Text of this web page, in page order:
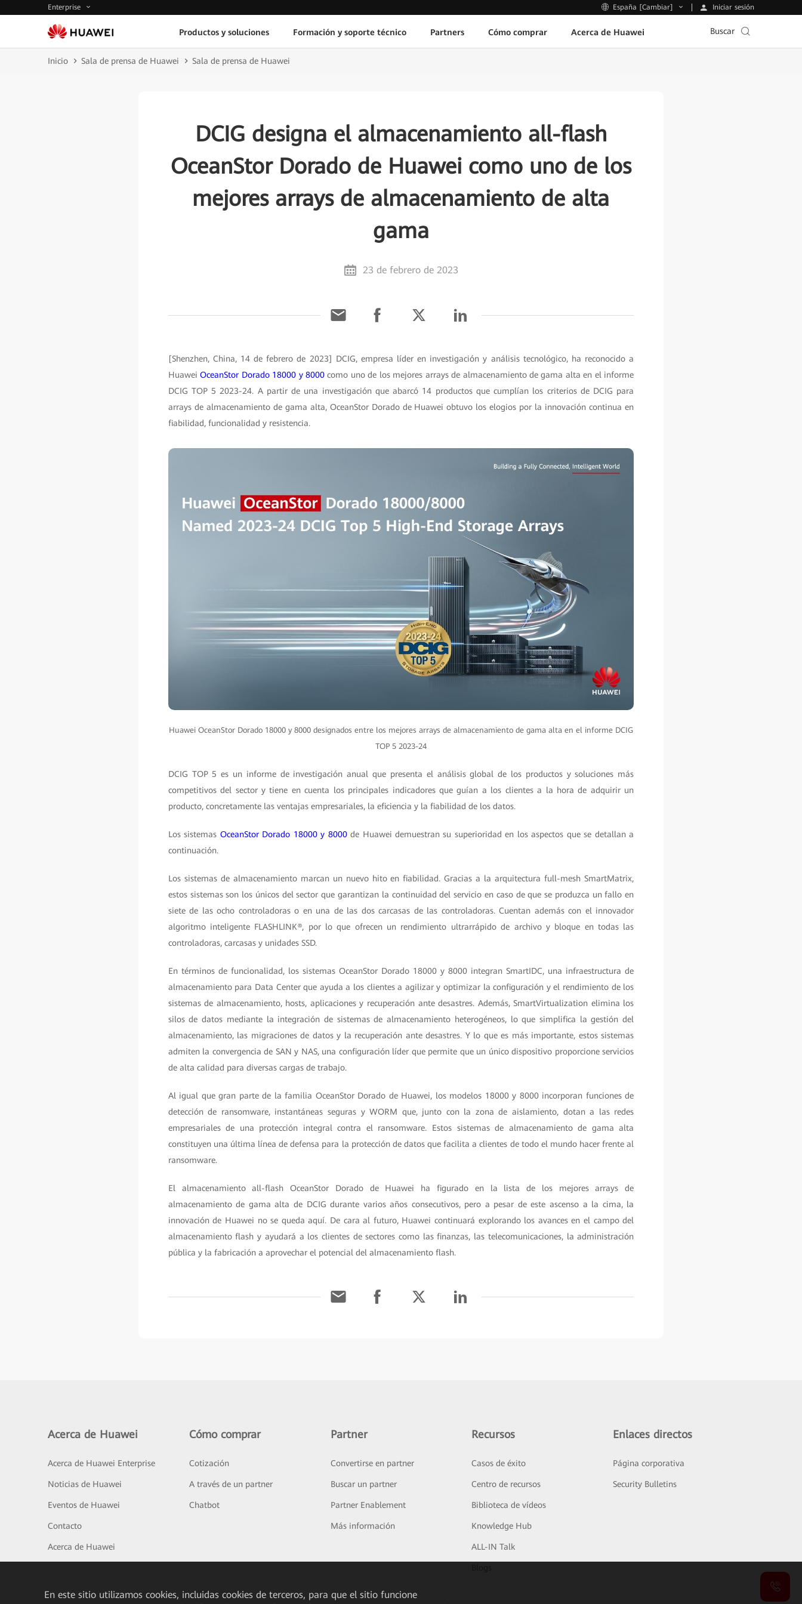
Enterprise España [Cambiar] Iniciar sesión
Productos y soluciones Formación y soporte técnico Partners Cómo comprar Acerca de Huawei Buscar
Inicio Sala de prensa de Huawei Sala de prensa de Huawei
DCIG designa el almacenamiento all-flash
OceanStor Dorado de Huawei como uno de los
mejores arrays de almacenamiento de alta
gama
23 de febrero de 2023
[Shenzhen, China, 14 de febrero de 2023] DCIG, empresa líder en investigación y análisis tecnológico, ha reconocido a
HuaweiOceanStor Dorado 18000 y 8000 como uno de los mejores arrays de almacenamiento de gama alta en el informe
DCIG TOP 5 2023-24. A partir de una investigación que abarcó 14 productos que cumplían los criterios de DCIG para
arrays de almacenamiento de gama alta, OceanStor Dorado de Huawei obtuvo los elogios por la innovación continua en
fiabilidad, funcionalidad y resistencia.
Huawei OceanStor Dorado 18000 y 8000 designados entre los mejores arrays de almacenamiento de gama alta en el informe DCIG
TOP 5 2023-24
DCIG TOP 5 es un informe de investigación anual que presenta el análisis global de los productos y soluciones más
competitivos del sector y tiene en cuenta los principales indicadores que guían a los clientes a la hora de adquirir un
producto, concretamente las ventajas empresariales, la eficiencia y la fiabilidad de los datos.
Los sistemas OceanStor Dorado 18000 y 8000de Huawei demuestran su superioridad en los aspectos que se detallan a
continuación.
Los sistemas de almacenamiento marcan un nuevo hito en fiabilidad. Gracias a la arquitectura full-mesh SmartMatrix,
estos sistemas son los únicos del sector que garantizan la continuidad del servicio en caso de que se produzca un fallo en
siete de las ocho controladoras o en una de las dos carcasas de las controladoras. Cuentan además con el innovador
algoritmo inteligente FLASHLINK®, por lo que ofrecen un rendimiento ultrarrápido de archivo y bloque en todas las
controladoras, carcasas y unidades SSD.
En términos de funcionalidad, los sistemas OceanStor Dorado 18000 y 8000 integran SmartIDC, una infraestructura de
almacenamiento para Data Center que ayuda a los clientes a agilizar y optimizar la configuración y el rendimiento de los
sistemas de almacenamiento, hosts, aplicaciones y recuperación ante desastres. Además, SmartVirtualization elimina los
silos de datos mediante la integración de sistemas de almacenamiento heterogéneos, lo que simplifica la gestión del
almacenamiento, las migraciones de datos y la recuperación ante desastres. Y lo que es más importante, estos sistemas
admiten la convergencia de SAN y NAS, una configuración líder que permite que un único dispositivo proporcione servicios
de alta calidad para diversas cargas de trabajo.
Al igual que gran parte de la familia OceanStor Dorado de Huawei, los modelos 18000 y 8000 incorporan funciones de
detección de ransomware, instantáneas seguras y WORM que, junto con la zona de aislamiento, dotan a las redes
empresariales de una protección integral contra el ransomware. Estos sistemas de almacenamiento de gama alta
constituyen una última línea de defensa para la protección de datos que facilita a clientes de todo el mundo hacer frente al
ransomware.
El almacenamiento all-flash OceanStor Dorado de Huawei ha figurado en la lista de los mejores arrays de
almacenamiento de gama alta de DCIG durante varios años consecutivos, pero a pesar de este ascenso a la cima, la
innovación de Huawei no se queda aquí. De cara al futuro, Huawei continuará explorando los avances en el campo del
almacenamiento flash y ayudará a los clientes de sectores como las finanzas, las telecomunicaciones, la administración
pública y la fabricación a aprovechar el potencial del almacenamiento flash.
Acerca de Huawei
Acerca de Huawei Enterprise
Noticias de Huawei
Eventos de Huawei
Contacto
Acerca de Huawei
Cómo comprar
Cotización
A través de un partner
Chatbot
Partner
Convertirse en partner
Buscar un partner
Partner Enablement
Más información
Recursos
Casos de éxito
Centro de recursos
Biblioteca de vídeos
Knowledge Hub
ALL-IN Talk
Enlaces directos
Página corporativa
Security Bulletins
En este sitio utilizamos cookies, incluidas cookies de terceros, para que el sitio funcione